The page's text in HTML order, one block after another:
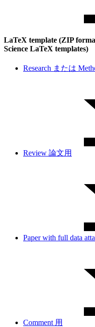
LaTeX template (ZIP
Science LaTeX templates)
Research または
Review 論文用
Paper with full data
Comment 用